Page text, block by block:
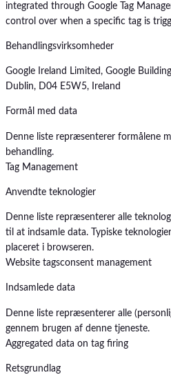
integrated through Google Tag
control over when a specific tag is
Behandlingsvirksomheder
Google Ireland Limited, Google
Dublin, D04 E5W5, Ireland
Formål med data
Denne liste repræsenterer formålene
behandling.
Tag Management
Anvendte teknologier
Denne liste repræsenterer alle
til at indsamle data. Typiske
placeret i browseren.
Website tagsconsent management
Indsamlede data
Denne liste repræsenterer alle
gennem brugen af denne tjeneste.
Aggregated data on tag firing
Retsgrundlag